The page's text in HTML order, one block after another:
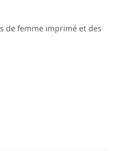
de femme imprimé et des